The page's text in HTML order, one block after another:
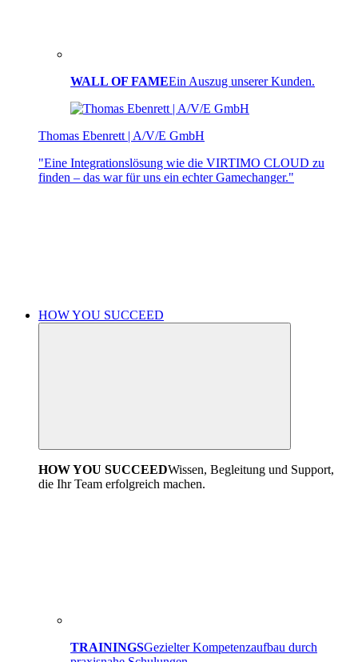
WALL OF FAMEEin Auszug unserer Kunden.
Thomas Ebenrett | A/V/E GmbH
"Eine Integrationslösung wie die VIRTIMO CLOUD zu
finden – das war für uns ein echter Gamechanger."
HOW YOU SUCCEED
HOW YOU SUCCEEDWissen, Begleitung und Support,
die Ihr Team erfolgreich machen.
TRAININGSGezielter Kompetenzaufbau durch